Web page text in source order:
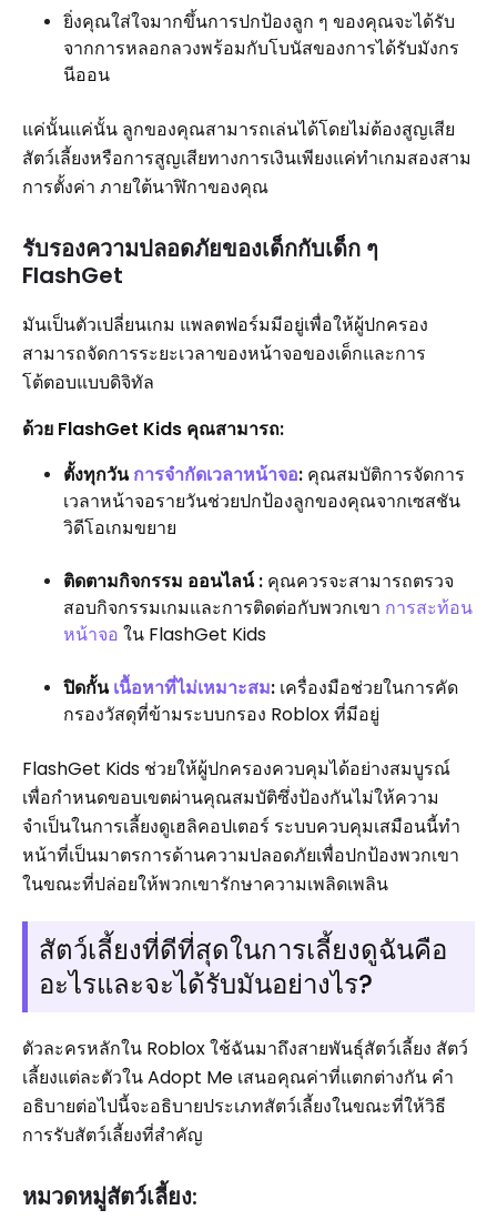
ยิ่งคุณใส่ใจมากขึ้นการปกป้องลูก ๆ ของคุณจะได้รับ
จากการหลอกลวงพร้อมกับโบนัสของการได้รับมังกร
นีออน
แค่นั้นแค่นั้น ลูกของคุณสามารถเล่นได้โดยไม่ต้องสูญเสีย
สัตว์เลี้ยงหรือการสูญเสียทางการเงินเพียงแค่ทำเกมสองสาม
การตั้งค่า ภายใต้นาฬิกาของคุณ
รับรองความปลอดภัยของเด็กกับเด็ก ๆ
FlashGet
มันเป็นตัวเปลี่ยนเกม แพลตฟอร์มมีอยู่เพื่อให้ผู้ปกครอง
สามารถจัดการระยะเวลาของหน้าจอของเด็กและการ
โต้ตอบแบบดิจิทัล
ด้วย FlashGet Kids คุณสามารถ:
ตั้งทุกวันการจำกัดเวลาหน้าจอ: คุณสมบัติการจัดการ
เวลาหน้าจอรายวันช่วยปกป้องลูกของคุณจากเซสชัน
วิดีโอเกมขยาย
ติดตามกิจกรรม ออนไลน์ : คุณควรจะสามารถตรวจ
สอบกิจกรรมเกมและการติดต่อกับพวกเขา การสะท้อน
หน้าจอ ใน FlashGet Kids
ปิดกั้นเนื้อหาที่ไม่เหมาะสม: เครื่องมือช่วยในการคัด
กรองวัสดุที่ข้ามระบบกรอง Roblox ที่มีอยู่
FlashGet Kids ช่วยให้ผู้ปกครองควบคุมได้อย่างสมบูรณ์
เพื่อกำหนดขอบเขตผ่านคุณสมบัติซึ่งป้องกันไม่ให้ความ
จำเป็นในการเลี้ยงดูเฮลิคอปเตอร์ ระบบควบคุมเสมือนนี้ทำ
หน้าที่เป็นมาตรการด้านความปลอดภัยเพื่อปกป้องพวกเขา
ในขณะที่ปล่อยให้พวกเขารักษาความเพลิดเพลิน
สัตว์เลี้ยงที่ดีที่สุดในการเลี้ยงดูฉันคือ
อะไรและจะได้รับมันอย่างไร?
ตัวละครหลักใน Roblox ใช้ฉันมาถึงสายพันธุ์สัตว์เลี้ยง สัตว์
เลี้ยงแต่ละตัวใน Adopt Me เสนอคุณค่าที่แตกต่างกัน คำ
อธิบายต่อไปนี้จะอธิบายประเภทสัตว์เลี้ยงในขณะที่ให้วิธี
การรับสัตว์เลี้ยงที่สำคัญ
หมวดหมู่สัตว์เลี้ยง: